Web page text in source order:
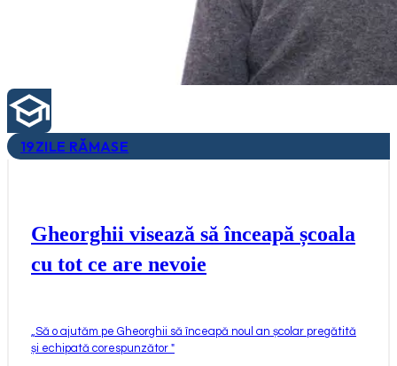
19ZILE RĂMASE
Gheorghii visează să înceapă școala
cu tot ce are nevoie
Să o ajutăm pe Gheorghii să înceapă noul an școlar pregătită
și echipată corespunzător "